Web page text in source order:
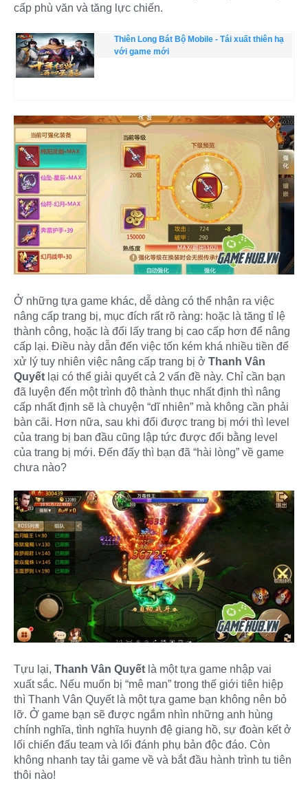
cấp phù văn và tăng lực chiến.
Thiên Long Bát Bộ Mobile - Tái xuất thiên hạ
với game mới
Ở những tựa game khác, dễ dàng có thể nhận ra việc
nâng cấp trang bị, mục đích rất rõ ràng: hoặc là tăng tỉ lệ
thành công, hoặc là đổi lấy trang bị cao cấp hơn để nâng
cấp lại. Điều này dẫn đến việc tốn kém khá nhiều tiền để
xử lý tuy nhiên việc nâng cấp trang bị ở Thanh Vân
Quyết lại có thể giải quyết cả 2 vấn đề này. Chỉ cần bạn
đã luyện đến một trình độ thành thục nhất định thì nâng
cấp nhất định sẽ là chuyện “dĩ nhiên” mà không cần phải
bàn cãi. Hơn nữa, sau khi đổi được trang bị mới thì level
của trang bị ban đầu cũng lập tức được đổi bằng level
của trang bị mới. Đến đấy thì bạn đã “hài lòng” về game
chưa nào?
Tựu lại, Thanh Vân Quyết là một tựa game nhập vai
xuất sắc. Nếu muốn bị “mê man” trong thế giới tiên hiệp
thì Thanh Vân Quyết là một tựa game bạn không nên bỏ
lỡ. Ở game bạn sẽ được ngắm nhìn những anh hùng
chính nghĩa, tình nghĩa huynh đệ giang hồ, sự đoàn kết ở
lối chiến đấu team và lối đánh phụ bản độc đáo. Còn
không nhanh tay tải game về và bắt đầu hành trình tu tiên
thôi nào!